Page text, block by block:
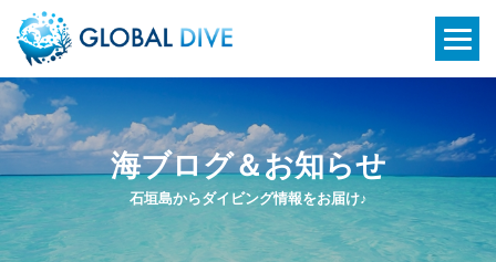
石垣島からダイビング情報をお届け♪
海ブログ＆お知らせ